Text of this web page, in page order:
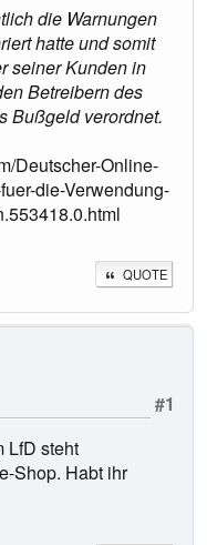
die Warnungen
hatte und somit
seiner Kunden in
Betreibern des
Bußgeld verordnet.
Deutscher-Online-
die-Verwendung-
QUOTE
#1
LfD steht
Shop. Habt ihr